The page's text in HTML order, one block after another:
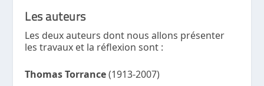
Les auteurs
Les deux auteurs dont nous allons présenter
les travaux et la réflexion sont :
Thomas Torrance(1913-2007)